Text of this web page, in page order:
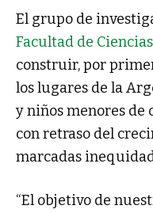
El grupo de
Facultad de
construir, por
los lugares de la
y niños menores de
con retraso del
marcadas
“El objetivo de